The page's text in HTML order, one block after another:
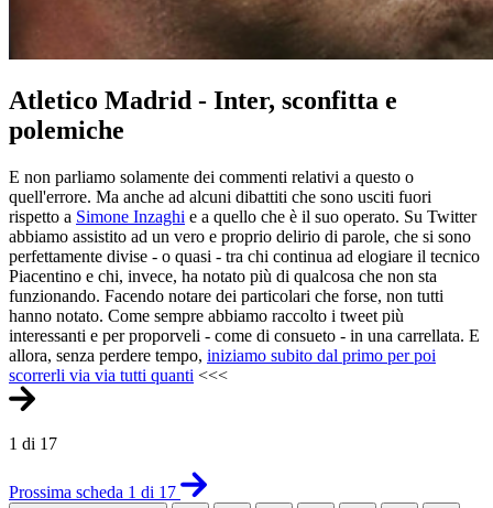
Atletico Madrid - Inter, sconfitta e
polemiche
E non parliamo solamente dei commenti relativi a questo o
quell'errore. Ma anche ad alcuni dibattiti che sono usciti fuori
rispetto a Simone Inzaghi e a quello che è il suo operato. Su Twitter
abbiamo assistito ad un vero e proprio delirio di parole, che si sono
perfettamente divise - o quasi - tra chi continua ad elogiare il tecnico
Piacentino e chi, invece, ha notato più di qualcosa che non sta
funzionando. Facendo notare dei particolari che forse, non tutti
hanno notato. Come sempre abbiamo raccolto i tweet più
interessanti e per proporveli - come di consueto - in una carrellata. E
allora, senza perdere tempo, iniziamo subito dal primo per poi
scorrerli via via tutti quanti <<<
1 di 17
Prossima scheda 1 di 17